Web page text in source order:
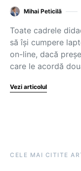
Mihai Peticilă
Toate cadrele
să își cumpere
on-line, dacă
care le acordă
Vezi articolul
CELE MAI CITITE